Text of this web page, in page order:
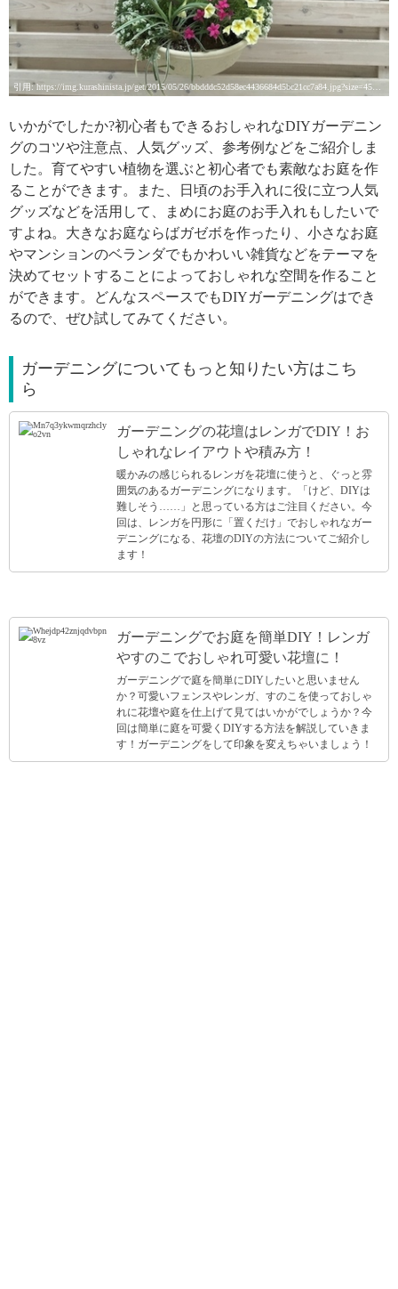
いかがでしたか?初心者もできるおしゃれなDIYガーデニン
グのコツや注意点、人気グッズ、参考例などをご紹介しま
した。育てやすい植物を選ぶと初心者でも素敵なお庭を作
ることができます。また、日頃のお手入れに役に立つ人気
グッズなどを活用して、まめにお庭のお手入れもしたいで
すよね。大きなお庭ならばガゼボを作ったり、小さなお庭
やマンションのベランダでもかわいい雑貨などをテーマを
決めてセットすることによっておしゃれな空間を作ること
ができます。どんなスペースでもDIYガーデニングはでき
るので、ぜひ試してみてください。
ガーデニングについてもっと知りたい方はこち
ら
ガーデニングの花壇はレンガでDIY！お
しゃれなレイアウトや積み方！
暖かみの感じられるレンガを花壇に使うと、ぐっと雰
囲気のあるガーデニングになります。「けど、DIYは
難しそう……」と思っている方はご注目ください。今
回は、レンガを円形に「置くだけ」でおしゃれなガー
デニングになる、花壇のDIYの方法についてご紹介し
ます！
ガーデニングでお庭を簡単DIY！レンガ
やすのこでおしゃれ可愛い花壇に！
ガーデニングで庭を簡単にDIYしたいと思いません
か？可愛いフェンスやレンガ、すのこを使っておしゃ
れに花壇や庭を仕上げて見てはいかがでしょうか？今
回は簡単に庭を可愛くDIYする方法を解説していきま
す！ガーデニングをして印象を変えちゃいましょう！